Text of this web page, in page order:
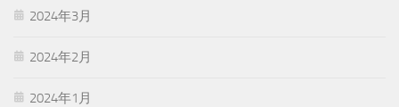
2024年3月
2024年2月
2024年1月